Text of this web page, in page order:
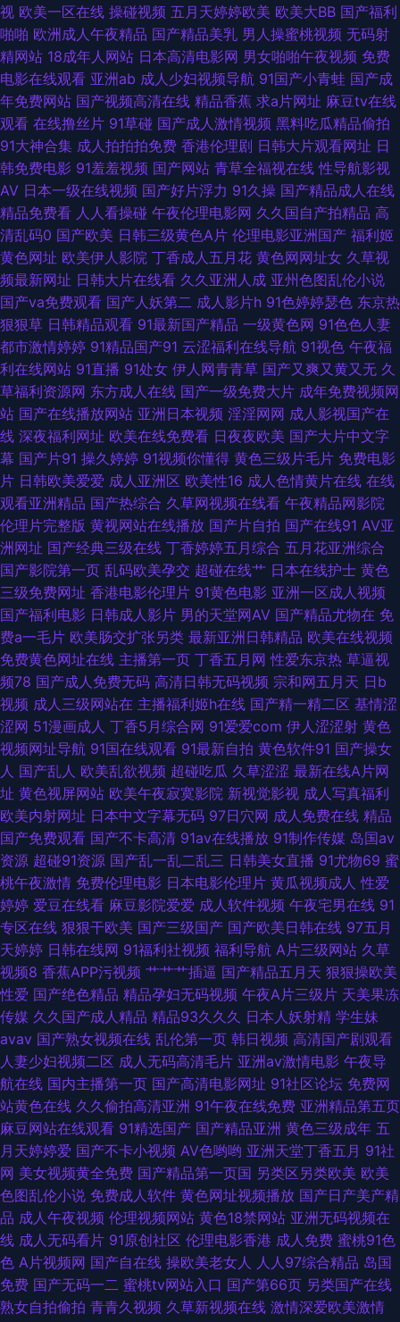
福利影院 欧美日韩卡1 天美3级片 91日在线 超碰日日干 老司机av影院 青青
青青大香蕉 亚洲色图偷拍网 91夫妻小视频 avav制服丝袜 东方AV正在进入
黄网123 欧美色图色色 91青草娱乐 黄色影片免费 欧美操日本 伊人久久综合
精品 超碰99久99 国产精品毛片 久久精品青青草 青娱乐福利导航 51国产精
品 91n在线观看 极品五月花综合 深夜福利社区 91狼友网操操 www欧美91
精品福利局 欧美色图91看片 少妇前吃后入 一区二还精品 欧美日韩人妻交换
亚洲爱爱影院免费 久久草国产精品 日本人妖色网站 亚洲成人A片 97国产视
频 成人精品免费网 精品在线视频 日韩精品免费观看 久久草热婷首页 国产1
页 少妇四虎一线天 伊人三级片 97色com 东京热图区 后入大屁股少妇 女同
网站 熟妇的抽插 超碰51 青娱乐老司机分类 中文字幕内射 国产91免 久草夜
福利 青青草视频 五月丁香婷成人网 91n在线入口 AV福利页 国产三级片在线
看 五月香福利网首頁 超碰人妻在线 黄色网战 欧美老妇BB系列 深夜激情影院
www超碰在线 韩国AⅤ中文字幕 欧美轮理 深夜老司机 人妻激情另类 俺去也
激情四射 欧美色图20p 丝袜足交国产 91白虎免费观看 国产精品欧美二区 久
久伊人射 日本少妇视频 伊人99 99人妻草 人妖ts网址 91福利com 导航av 韩
国av理论午夜 69国精品 超碰不卡网站 日韩黄色三级影院 91网址在线观看
另类图片视频 91看片免费 麻豆网站 91资源在线观看 老司机福利电影院 日韩
成网 97超碰无码 福利所av 久久综合青青草 日本激情自拍 亚州色图 91在线
免费版 欧美午夜剧场 91人人草 老司机肏屄 伊人成人电影 AV黄色天堂网 国
产情侣av 免费看片操
视 欧美一区在线 操碰视频 五月天婷婷欧美 欧美大BB 国产福利
啪啪 欧洲成人午夜精品 国产精品美乳 男人操蜜桃视频 无码射
精网站 18成年人网站 日本高清电影网 男女啪啪午夜视频 免费
电影在线观看 亚洲ab 成人少妇视频导航 91国产小青蛙 国产成
年免费网站 国产视频高清在线 精品香蕉 求a片网址 麻豆tv在线
观看 在线撸丝片 91草碰 国产成人激情视频 黑料吃瓜精品偷拍
91大神合集 成人拍拍拍免费 香港伦理剧 日韩大片观看网址 日
韩免费电影 91羞羞视频 国产网站 青草全福视在线 性导航影视
AV 日本一级在线视频 国产好片浮力 91久操 国产精品成人在线
精品免费看 人人看操碰 午夜伦理电影网 久久国自产拍精品 高
清乱码0 国产欧美 日韩三级黄色A片 伦理电影亚洲国产 福利姬
黄色网址 欧美伊人影院 丁香成人五月花 黄色网网址女 久草视
频最新网址 日韩大片在线看 久久亚洲人成 亚州色图乱伦小说
国产va免费观看 国产人妖第二 成人影片h 91色婷婷瑟色 东京热
狠狠草 日韩精品观看 91最新国产精品 一级黄色网 91色色人妻
都市激情婷婷 91精品国产91 云涩福利在线导航 91视色 午夜福
利在线网站 91直播 91处女 伊人网青青草 国产又爽又黄又无 久
草福利资源网 东方成人在线 国产一级免费大片 成年免费视频网
站 国产在线播放网站 亚洲日本视频 淫淫网网 成人影视国产在
线 深夜福利网址 欧美在线免费看 日夜夜欧美 国产大片中文字
幕 国产片91 操久婷婷 91视频你懂得 黄色三级片毛片 免费电影
片 日韩欧美爱爱 成人亚洲区 欧美性16 成人色情黄片在线 在线
观看亚洲精品 国产热综合 久草网视频在线看 午夜精品网影院
伦理片完整版 黄视网站在线播放 国产片自拍 国产在线91 AV亚
洲网址 国产经典三级在线 丁香婷婷五月综合 五月花亚洲综合
国产影院第一页 乱码欧美孕交 超碰在线艹 日本在线护士 黄色
三级免费网址 香港电影伦理片 91黄色电影 亚洲一区成人视频
国产福利电影 日韩成人影片 男的天堂网AV 国产精品尤物在 免
费a一毛片 欧美肠交扩张另类 最新亚洲日韩精品 欧美在线视频
免费黄色网址在线 主播第一页 丁香五月网 性爱东京热 草逼视
频78 国产成人免费无码 高清日韩无码视频 宗和网五月天 日b
视频 成人三级网站在 主播福利姬h在线 国产精一精二区 基情涩
涩网 51漫画成人 丁香5月综合网 91爱爱com 伊人涩涩射 黄色
视频网址导航 91国在线观看 91最新自拍 黄色软件91 国产操女
人 国产乱人 欧美乱欲视频 超碰吃瓜 久草涩涩 最新在线A片网
址 黄色视屏网站 欧美午夜寂寞影院 新视觉影视 成人写真福利
欧美内射网址 日本中文字幕无码 97日穴网 成人免费在线 精品
国产免费观看 国产不卡高清 91av在线播放 91制作传媒 岛国av
资源 超碰91资源 国产乱一乱二乱三 日韩美女直播 91尤物69 蜜
桃午夜激情 免费伦理电影 日本电影伦理片 黄瓜视频成人 性爱
婷婷 爱豆在线看 麻豆影院爱爱 成人软件视频 午夜宅男在线 91
专区在线 狠狠干欧美 国产三级国产 国产欧美日韩在线 97五月
天婷婷 日韩在线网 91福利社视频 福利导航 A片三级网站 久草
视频8 香蕉APP污视频 艹艹艹插逼 国产精品五月天 狠狠操欧美
性爱 国产绝色精品 精品孕妇无码视频 午夜A片三级片 天美果冻
传媒 久久国产成人精品 精品93久久久 日本人妖射精 学生妹
avav 国产熟女视频在线 乱伦第一页 韩日视频 高清国产剧观看
人妻少妇视频二区 成人无码高清毛片 亚洲av激情电影 午夜导
航在线 国内主播第一页 国产高清电影网址 91社区论坛 免费网
站黄色在线 久久偷拍高清亚洲 91午夜在线免费 亚洲精品第五页
麻豆网站在线观看 91精选国产 国产精品亚洲 黄色三级成年 五
月天婷婷爱 国产不卡小视频 AV色哟哟 亚洲天堂丁香五月 91社
网 美女视频黄全免费 国产精品第一页国 另类区另类欧美 欧美
色图乱伦小说 免费成人软件 黄色网址视频播放 国产日产美产精
品 成人午夜视频 伦理视频网站 黄色18禁网站 亚洲无码视频在
线 成人无码看片 91原创社区 伦理电影香港 成人免费 蜜桃91色
色 A片视频网 国产自在线 操欧美老女人 人人97综合精品 岛国
免费 国产无码一二 蜜桃tv网站入口 国产第66页 另类国产在线
熟女自拍偷拍 青青久视频 久草新视频在线 激情深爱欧美激情